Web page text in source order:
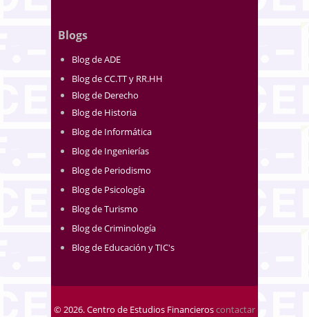
Blogs
Blog de ADE
Blog de CC.TT y RR.HH
Blog de Derecho
Blog de Historia
Blog de Informática
Blog de Ingenierías
Blog de Periodismo
Blog de Psicología
Blog de Turismo
Blog de Criminología
Blog de Educación y TIC's
© 2026. Centro de Estudios Financieroscontactar